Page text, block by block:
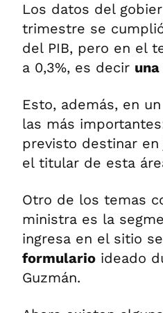
Los datos del
trimestre se
del PIB, pero en el
a 0,3%, es decir
Esto, además, en
las más
previsto destinar
el titular de esta
Otro de los temas
ministra es la
ingresa en el sitio
formulario ideado
Guzmán.